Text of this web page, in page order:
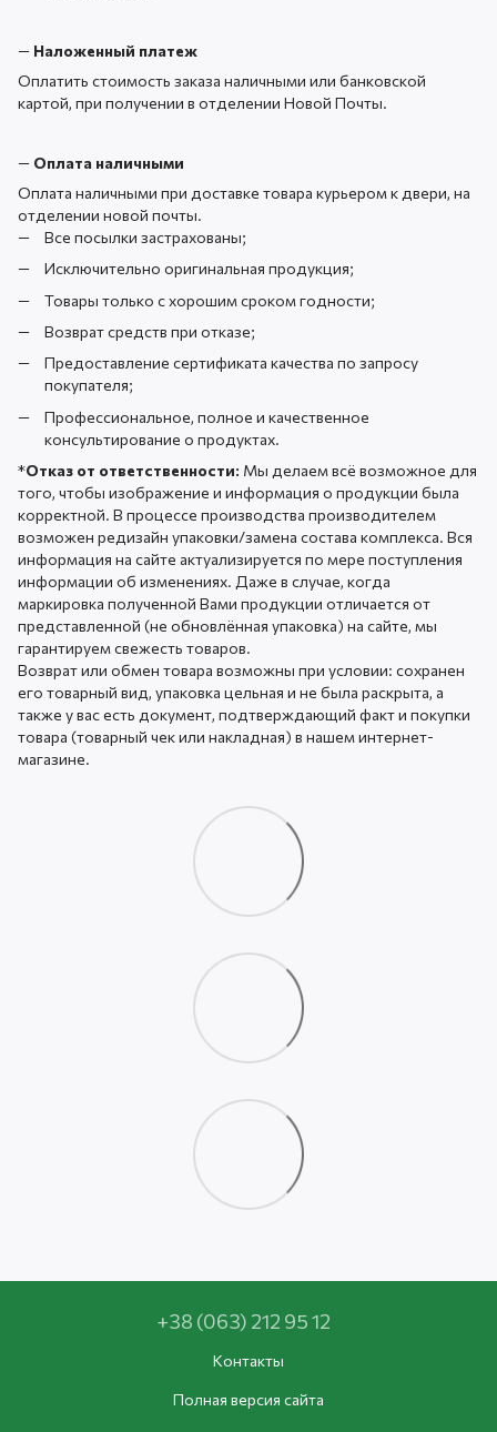
— Наложенный платеж
Оплатить стоимость заказа наличными или банковской
картой, при получении в отделении Новой Почты.
— Оплата наличными
Оплата наличными при доставке товара курьером к двери, на
отделении новой почты.
Все посылки застрахованы;
Исключительно оригинальная продукция;
Товары только с хорошим сроком годности;
Возврат средств при отказе;
Предоставление сертификата качества по запросу
покупателя;
Профессиональное, полное и качественное
консультирование о продуктах.
*Отказ от ответственности: Мы делаем всё возможное для
того, чтобы изображение и информация о продукции была
корректной. В процессе производства производителем
возможен редизайн упаковки/замена состава комплекса. Вся
информация на сайте актуализируется по мере поступления
информации об изменениях. Даже в случае, когда
маркировка полученной Вами продукции отличается от
представленной (не обновлённая упаковка) на сайте, мы
гарантируем свежесть товаров.
Возврат или обмен товара возможны при условии: сохранен
его товарный вид, упаковка цельная и не была раскрыта, а
также у вас есть документ, подтверждающий факт и покупки
товара (товарный чек или накладная) в нашем интернет-
магазине.
+38 (063) 212 95 12
Контакты
Полная версия сайта